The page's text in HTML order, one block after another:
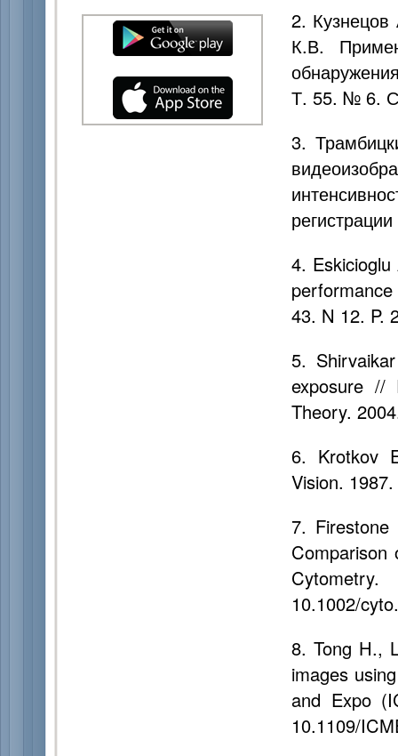
2.
К.В.
Т. 55. № 6.
3.
4.
43. N 12. P.
5.
exposure //
Theory.
6. Krotkov
Vision.
7.
10.1002/
8. Tong H.,
images
and Expo
10.1109/